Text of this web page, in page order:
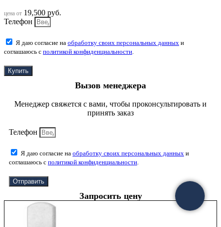
цена от 19,500 руб.
Телефон
Я даю согласие на обработку своих персональных данных и
соглашаюсь с политикой конфиденциальности
Купить
Вызов менеджера
Менеджер свяжется с вами, чтобы проконсультировать и
принять заказ
Телефон
Я даю согласие на обработку своих персональных данных и
соглашаюсь с политикой конфиденциальности
Отправить
Запросить цену